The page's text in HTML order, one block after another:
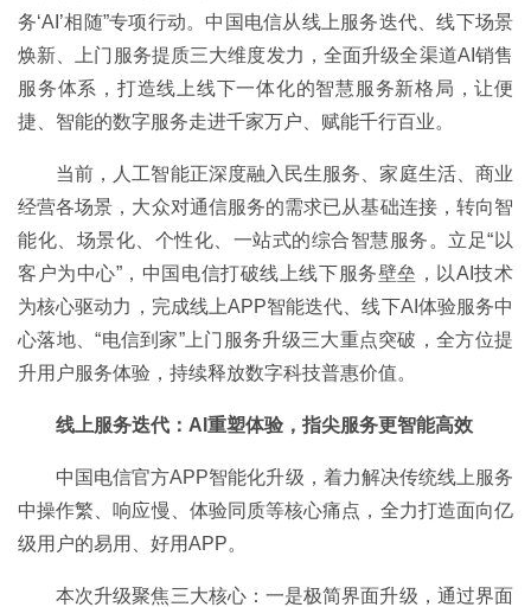
务‘AI’相随”专项行动。中国电信从线上服务迭代、线下场景
焕新、上门服务提质三大维度发力，全面升级全渠道AI销售
服务体系，打造线上线下一体化的智慧服务新格局，让便
捷、智能的数字服务走进千家万户、赋能千行百业。
当前，人工智能正深度融入民生服务、家庭生活、商业
经营各场景，大众对通信服务的需求已从基础连接，转向智
能化、场景化、个性化、一站式的综合智慧服务。立足“以
客户为中心”，中国电信打破线上线下服务壁垒，以AI技术
为核心驱动力，完成线上APP智能迭代、线下AI体验服务中
心落地、“电信到家”上门服务升级三大重点突破，全方位提
升用户服务体验，持续释放数字科技普惠价值。
线上服务迭代：AI重塑体验，指尖服务更智能高效
中国电信官方APP智能化升级，着力解决传统线上服务
中操作繁、响应慢、体验同质等核心痛点，全力打造面向亿
级用户的易用、好用APP。
本次升级聚焦三大核心：一是极简界面升级，通过界面